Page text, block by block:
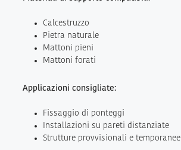
Calcestruzzo
Pietra naturale
Mattoni pieni
Mattoni forati
Applicazioni consigliate:
Fissaggio di ponteggi
Installazioni su pareti distanziate
Strutture provvisionali e temporanee